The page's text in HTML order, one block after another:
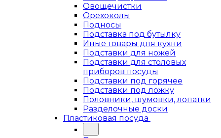
Овощечистки
Орехоколы
Подносы
Подставка под бутылку
Иные товары для кухни
Подставки для ножей
Подставки для столовых
приборов посуды
Подставки под горячее
Подставки под ложку
Половники, шумовки, лопатки
Разделочные доски
Пластиковая посуда